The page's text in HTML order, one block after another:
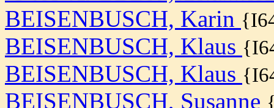
BEISENBUSCH, Karin
BEISENBUSCH, Klaus
BEISENBUSCH, Klaus
BEISENBUSCH, Susanne